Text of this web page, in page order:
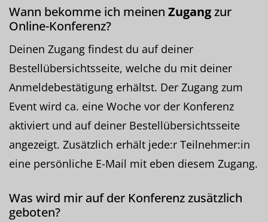
Wann bekomme ich meinen Zugangzur
Online-Konferenz?
Deinen Zugang findest du auf deiner
Bestellübersichtsseite, welche du mit deiner
Anmeldebestätigung erhältst. Der Zugang zum
Event wird ca. eine Woche vor der Konferenz
aktiviert und auf deiner Bestellübersichtsseite
angezeigt. Zusätzlich erhält jede:r Teilnehmer:in
eine persönliche E-Mail mit eben diesem Zugang.
Was wird mir auf der Konferenz zusätzlich
geboten?